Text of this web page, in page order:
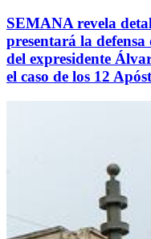
SEMANA revela
presentará la
del expresidente
el caso de los 12